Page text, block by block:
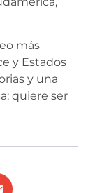
más
y Estados
y una
quiere ser